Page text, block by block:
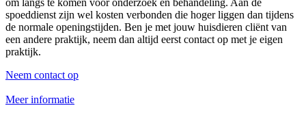
spoeddienst zijn wel kosten verbonden die hoger liggen dan tijdens
de normale openingstijden. Ben je met jouw huisdieren cliënt van
een andere praktijk, neem dan altijd eerst contact op met je eigen
praktijk.
Neem contact op
Meer informatie